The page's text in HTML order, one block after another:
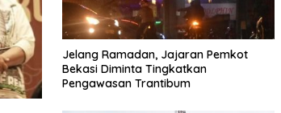
Jelang Ramadan, Jajaran Pemkot
Bekasi Diminta Tingkatkan
Pengawasan Trantibum